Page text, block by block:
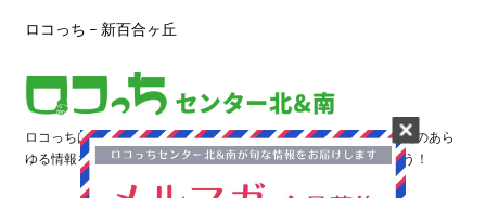
ロコっち – 新百合ヶ丘
ロコっちは、あなたのジモト体験を豊かにする情報サイトです。街のあら
ゆる情報を収集し、日々更新しています。早速情報を探してみよう！